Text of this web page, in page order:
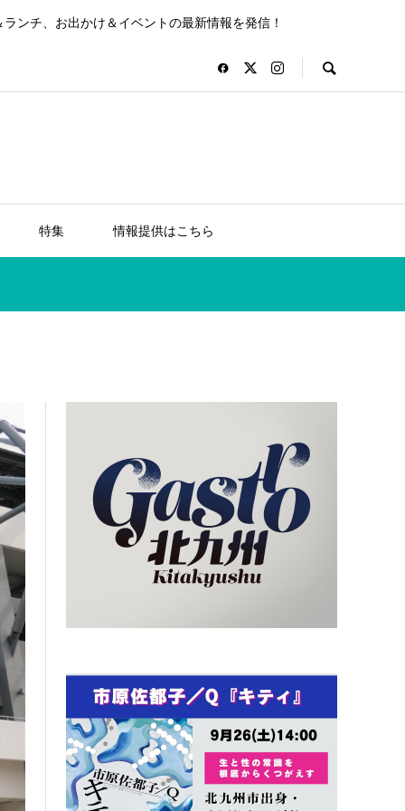
ンチ、お出かけ＆イベントの最新情報を発信！
特集 情報提供はこちら